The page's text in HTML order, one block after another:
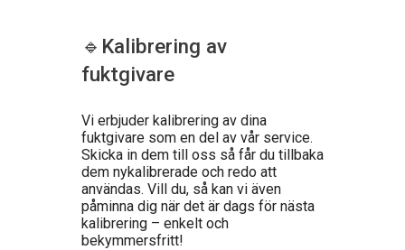
🔹Kalibrering av
fuktgivare
Vi erbjuder kalibrering av dina
fuktgivare som en del av vår service.
Skicka in dem till oss så får du tillbaka
dem nykalibrerade och redo att
användas. Vill du, så kan vi även
påminna dig när det är dags för nästa
kalibrering – enkelt och
bekymmersfritt!